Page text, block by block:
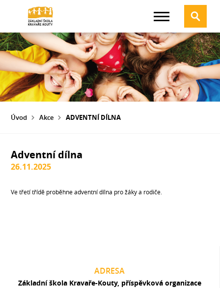
Úvod Akce ADVENTNÍ DÍLNA
Adventní dílna
26.11.2025
Ve třetí třídě proběhne adventní dílna pro žáky a rodiče.
ADRESA
Základní škola Kravaře-Kouty, příspěvková organizace